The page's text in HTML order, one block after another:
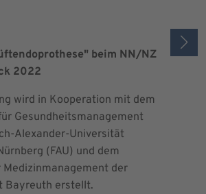
beim NN/NZ
2022
wird in Kooperation mit dem
Gesundheitsmanagement
Alexander-Universität
(FAU) und dem
der
Bayreuth erstellt.